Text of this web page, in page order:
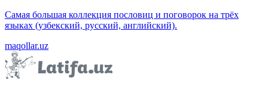
Самая большая коллекция пословиц и поговорок на трёх
языках (узбекский, русский, английский).
maqollar.uz